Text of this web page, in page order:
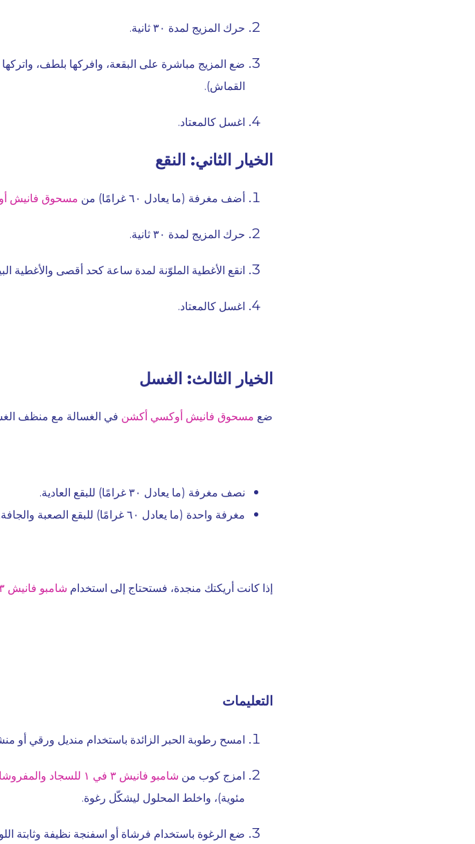
حرك المزيج لمدة ٣٠ ثانية.
القماش).
اغسل كالمعتاد.
الخيار الثاني: النقع
أضف مغرفة (ما يعادل ٦٠ غرامًا) من مسحوق فانيش
حرك المزيج لمدة ٣٠ ثانية.
انقع الأغطية الملوّنة لمدة ساعة كحد أقصى والأغطية البيضاء لمدة ٤
اغسل كالمعتاد.
الخيار الثالث: الغسل
ضع مسحوق فانيش أوكسي أكشن في الغسالة مع منظف
نصف مغرفة (ما يعادل ٣٠ غرامًا) للبقع العادية.
مغرفة واحدة (ما يعادل ٦٠ غرامًا) للبقع الصعبة والجافة.
إذا كانت أريكتك منجدة، فستحتاج إلى استخدام شامبو فانيش ٣ في ١ للسجاد والمفروشات
التعليمات
امسح رطوبة الحبر الزائدة باستخدام منديل ورقي أو
امزج كوب من شامبو فانيش ٣ في ١ للسجاد والمفروشات
مئوية)، واخلط المحلول ليشكّل رغوة.
ضع الرغوة باستخدام فرشاة أو اسفنجة نظيفة وثابتة